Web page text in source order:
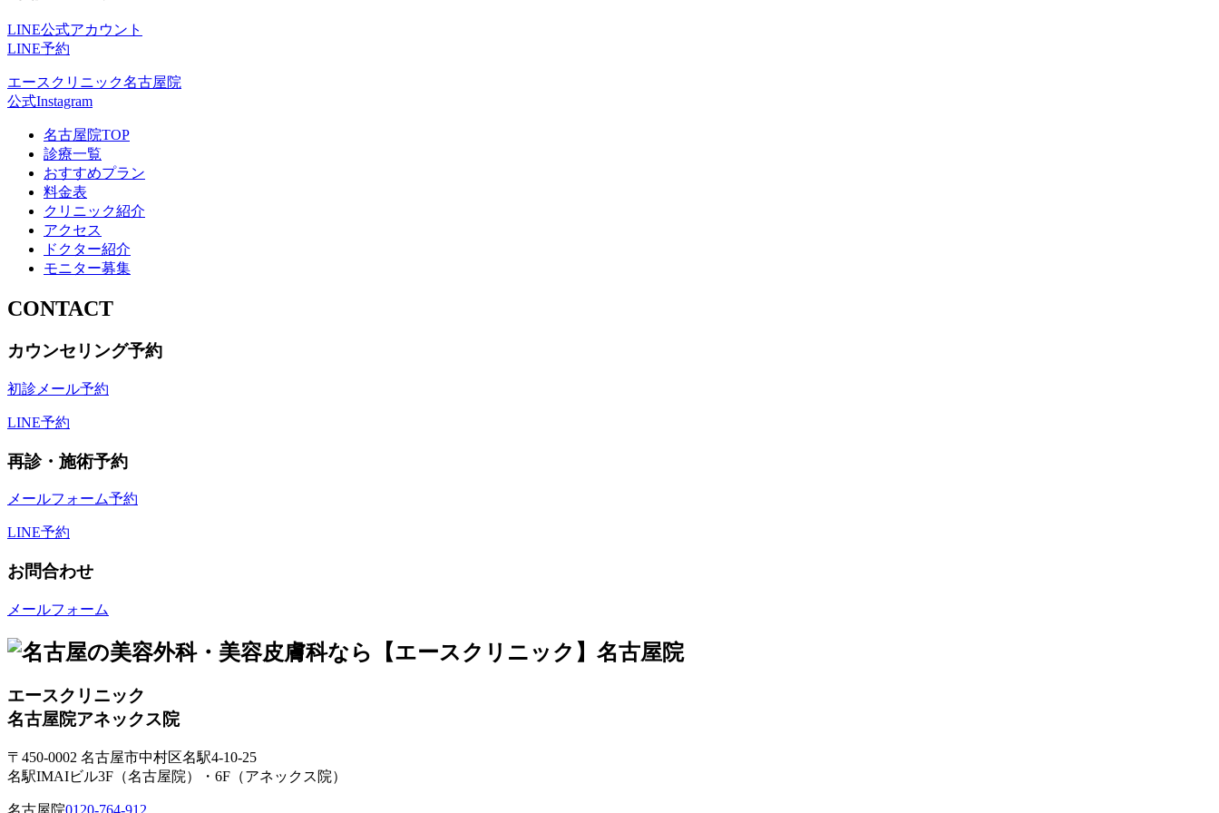
LINE公式アカウント
LINE予約
エースクリニック名古屋院
公式Instagram
名古屋院TOP
診療一覧
おすすめプラン
料金表
クリニック紹介
アクセス
ドクター紹介
モニター募集
CONTACT
カウンセリング予約
初診メール予約
LINE予約
再診・施術予約
メールフォーム予約
LINE予約
お問合わせ
メールフォーム
エースクリニック
名古屋院アネックス院
〒450-0002 名古屋市中村区名駅4-10-25
名駅IMAIビル3F（名古屋院）・6F（アネックス院）